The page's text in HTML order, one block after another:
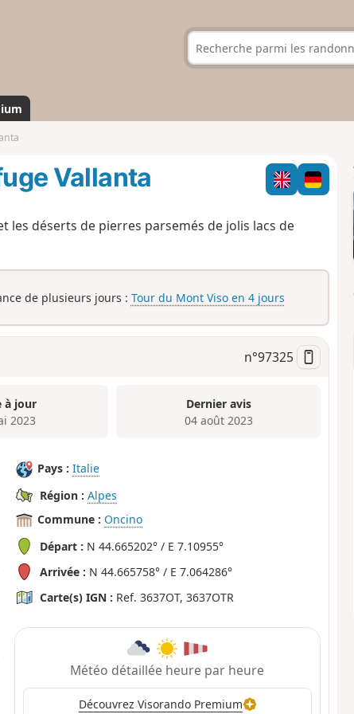
Vallanta
les déserts de pierres parsemés de jolis lacs de
de plusieurs jours : Tour du Mont Viso en 4 jours
n°97325
à jour
2023
Dernier avis
04 août 2023
Pays : Italie
Région : Alpes
Commune : Oncino
Départ : N 44.665202° / E 7.10955°
Arrivée : N 44.665758° / E 7.064286°
Carte(s) IGN : Ref. 3637OT, 3637OTR
Météo détaillée heure par heure
Découvrez Visorando Premium